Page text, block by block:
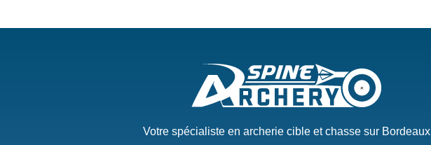
Votre spécialiste en archerie cible et chasse sur Bordeaux